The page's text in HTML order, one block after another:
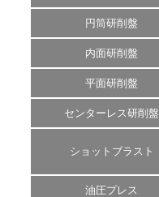
円筒研削盤
内面研削盤
平面研削盤
センターレス研削盤
ショットブラスト
油圧プレス